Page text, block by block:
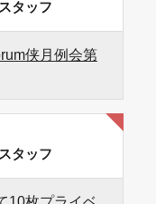
タッフ
侠月例会第
タッフ